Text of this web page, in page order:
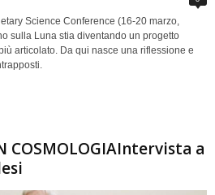
Science Conference (16-20 marzo,
sulla Luna stia diventando un progetto
articolato. Da qui nasce una riflessione e
COSMOLOGIAIntervista a